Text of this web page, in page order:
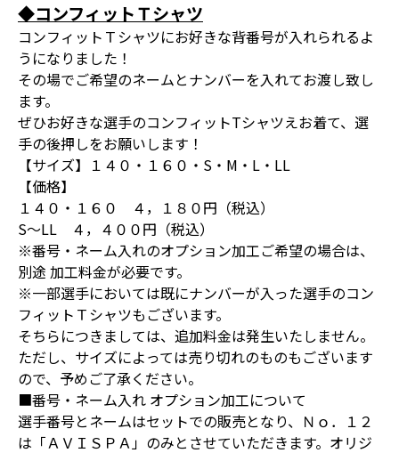
◆コンフィットＴシャツ
コンフィットＴシャツにお好きな背番号が入れられるよ
うになりました！
その場でご希望のネームとナンバーを入れてお渡し致し
ます。
ぜひお好きな選手のコンフィットTシャツえお着て、選
手の後押しをお願いします！
【サイズ】１４０・１６０・S・M・L・LL
【価格】
１４０・１６０ ４，１８０円（税込）
S～LL ４，４００円（税込）
※番号・ネーム入れのオプション加工ご希望の場合は、
別途 加工料金が必要です。
※一部選手においては既にナンバーが入った選手のコン
フィットＴシャツもございます。
そちらにつきましては、追加料金は発生いたしません。
ただし、サイズによっては売り切れのものもございます
ので、予めご了承ください。
■番号・ネーム入れ オプション加工について
選手番号とネームはセットでの販売となり、Ｎｏ．１２
は「ＡＶＩＳＰＡ」のみとさせていただきます。オリジ